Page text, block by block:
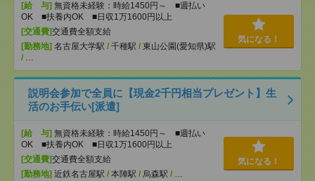
[給 与] 無資格未経験：時給1450円～ ■週払い
OK ■扶養内OK ■日収1万1600円以上
[交通費]交通費全額支給
[勤務地] 名古屋大学駅 / 千種駅 / 東山公園(愛知県)駅
/ …
気になる！
説明会参加で全員に【現金2千円相当プレゼント】生
活のお手伝い[派遣]
[給 与] 無資格未経験：時給1450円～ ■週払い
OK ■扶養内OK ■日収1万1600円以上
[交通費]交通費全額支給
[勤務地] 近鉄名古屋駅 / 本陣駅 / 烏森駅 / …
気になる！